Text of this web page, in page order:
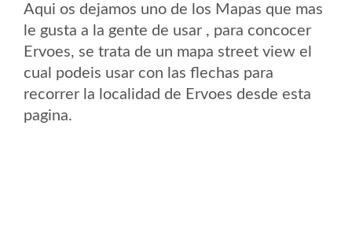
Aqui os dejamos uno de los Mapas que mas
le gusta a la gente de usar , para concocer
Ervoes, se trata de un mapa street view el
cual podeis usar con las flechas para
recorrer la localidad de Ervoes desde esta
pagina.